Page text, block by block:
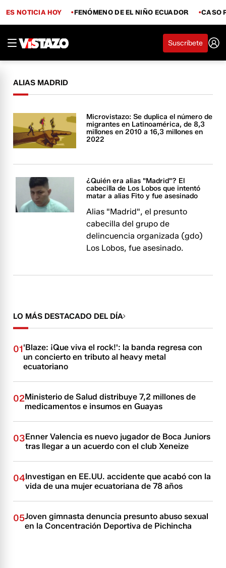
ES NOTICIA HOY FENÓMENO DE EL NIÑO ECUADOR CASO
Suscríbete
ALIAS MADRID
Microvistazo: Se duplica el número de
migrantes en Latinoamérica, de 8,3
millones en 2010 a 16,3 millones en
2022
¿Quién era alias "Madrid"? El
cabecilla de Los Lobos que intentó
matar a alias Fito y fue asesinado
Alias "Madrid", el presunto
cabecilla del grupo de
delincuencia organizada (gdo)
Los Lobos, fue asesinado.
LO MÁS DESTACADO DEL DÍA
01'Blaze: ¡Que viva el rock!': la banda regresa con
un concierto en tributo al heavy metal
ecuatoriano
02Ministerio de Salud distribuye 7,2 millones de
medicamentos e insumos en Guayas
03Enner Valencia es nuevo jugador de Boca Juniors
tras llegar a un acuerdo con el club Xeneize
04Investigan en EE.UU. accidente que acabó con la
vida de una mujer ecuatoriana de 78 años
05Joven gimnasta denuncia presunto abuso sexual
en la Concentración Deportiva de Pichincha